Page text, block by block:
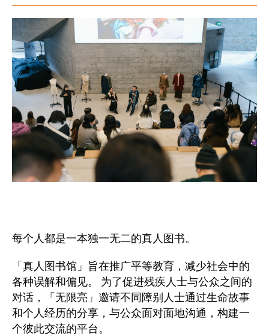
每个人都是一本独一无二的真人图书。
「真人图书馆」旨在推广平等教育，减少社会中的
各种误解和偏见。 为了促进残疾人士与公众之间的
对话，「无限亮」邀请不同障别人士通过生命故事
和个人经历的分享，与公众面对面地沟通，构建一
个彼此交流的平台。